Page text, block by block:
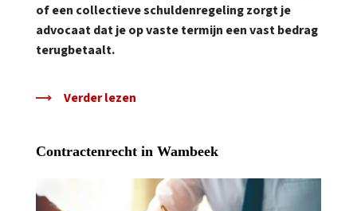
of een collectieve schuldenregeling zorgt je
advocaat dat je op vaste termijn een vast bedrag
terugbetaalt.
Verder lezen
Contractenrecht in Wambeek